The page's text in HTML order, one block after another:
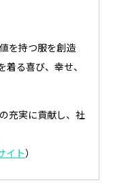
を持つ服を創造
る喜び、幸せ、
充実に貢献し、社
イト）